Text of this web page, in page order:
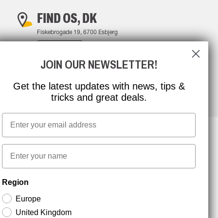
FIND OS, DK
Fiskebrogade 19, 6700 Esbjerg
NYHEDSBREV TILMELDING
produktnyheder. Din e-mail opbevares sikkert og du
JOIN OUR NEWSLETTER!
Get the latest updates with news, tips &
tricks and great deals.
Email
First name
Region
Europe
United Kingdom